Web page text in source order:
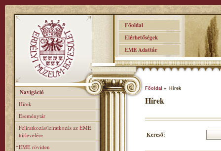
Főoldal
Elérhetőségek
EME Adattár
Navigáció
Hírek
Eseménytár
Feliratkozás/leiratkozás az EME
hírlevelére
EME röviden
Főoldal » Hírek
Hírek
Kereső: